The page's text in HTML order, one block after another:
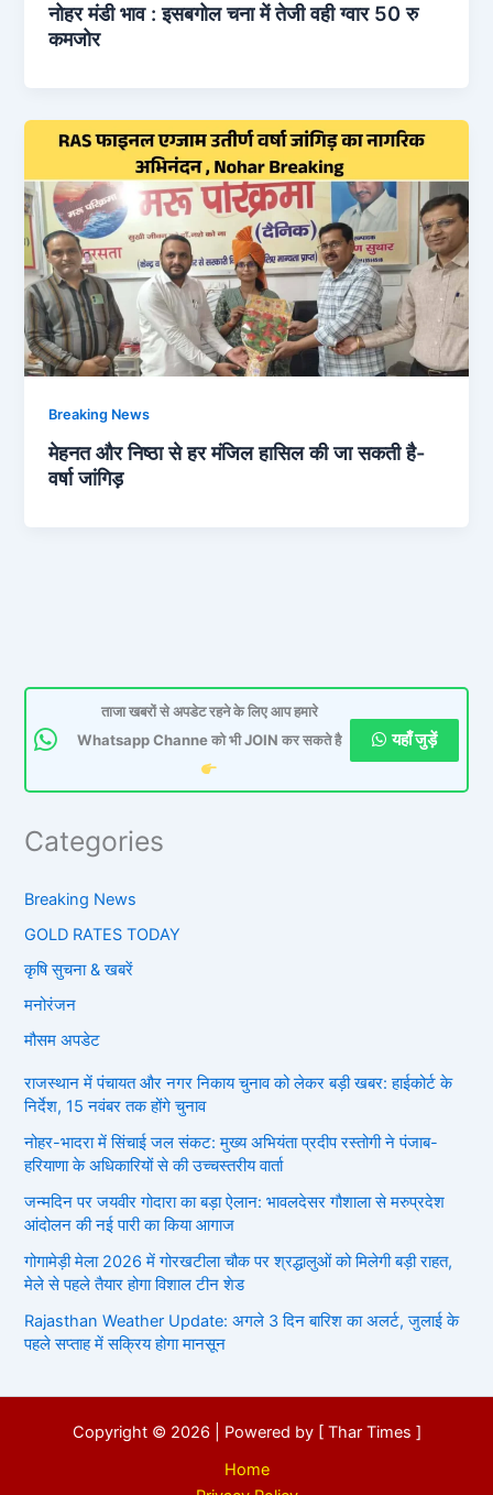
नोहर मंडी भाव : इसबगोल चना में तेजी वही ग्वार 50 रु
कमजोर
Breaking News
मेहनत और निष्ठा से हर मंजिल हासिल की जा सकती है-
वर्षा जांगिड़
ताजा खबरों से अपडेट रहने के लिए आप हमारे
Whatsapp Channe को भी JOIN कर सकते है
यहाँ जुड़ें
Categories
Breaking News
GOLD RATES TODAY
कृषि सुचना & खबरें
मनोरंजन
मौसम अपडेट
राजस्थान में पंचायत और नगर निकाय चुनाव को लेकर बड़ी खबर: हाईकोर्ट के
निर्देश, 15 नवंबर तक होंगे चुनाव
नोहर-भादरा में सिंचाई जल संकट: मुख्य अभियंता प्रदीप रस्तोगी ने पंजाब-
हरियाणा के अधिकारियों से की उच्चस्तरीय वार्ता
जन्मदिन पर जयवीर गोदारा का बड़ा ऐलान: भावलदेसर गौशाला से मरुप्रदेश
आंदोलन की नई पारी का किया आगाज
गोगामेड़ी मेला 2026 में गोरखटीला चौक पर श्रद्धालुओं को मिलेगी बड़ी राहत,
मेले से पहले तैयार होगा विशाल टीन शेड
Rajasthan Weather Update: अगले 3 दिन बारिश का अलर्ट, जुलाई के
पहले सप्ताह में सक्रिय होगा मानसून
Copyright © 2026 | Powered by [ Thar Times ]
Home